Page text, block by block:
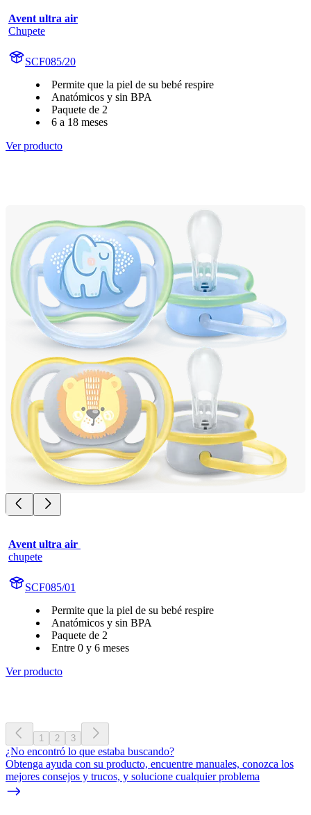
Avent ultra air
Chupete
SCF085/20
Permite que la piel de su bebé respire
Anatómicos y sin BPA
Paquete de 2
6 a 18 meses
Ver producto
Avent ultra air
chupete
SCF085/01
Permite que la piel de su bebé respire
Anatómicos y sin BPA
Paquete de 2
Entre 0 y 6 meses
Ver producto
1 2 3
¿No encontró lo que estaba buscando?
Obtenga ayuda con su producto, encuentre manuales, conozca los
mejores consejos y trucos, y solucione cualquier problema